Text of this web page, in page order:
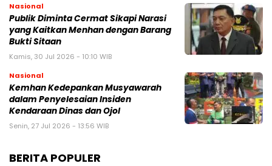
Nasional
Publik Diminta Cermat Sikapi Narasi
yang Kaitkan Menhan dengan Barang
Bukti Sitaan
Kamis, 30 Jul 2026 - 10:10 WIB
Nasional
Kemhan Kedepankan Musyawarah
dalam Penyelesaian Insiden
Kendaraan Dinas dan Ojol
Senin, 27 Jul 2026 - 13:56 WIB
BERITA POPULER